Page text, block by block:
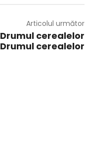
Articolul următor
Drumul cerealelor